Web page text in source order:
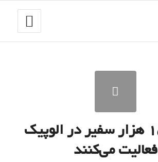
روزانه ۱۵ هزار سفیر در الوپیک
فعالیت می‌کنند